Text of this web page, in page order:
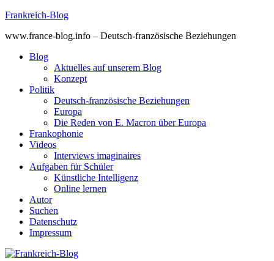
Skip
content
Frankreich-Blog
www.france-blog.info – Deutsch-französische Beziehungen
Blog
Aktuelles auf unserem Blog
Konzept
Politik
Deutsch-französische Beziehungen
Europa
Die Reden von E. Macron über Europa
Frankophonie
Videos
Interviews imaginaires
Aufgaben für Schüler
Künstliche Intelligenz
Online lernen
Autor
Suchen
Datenschutz
Impressum